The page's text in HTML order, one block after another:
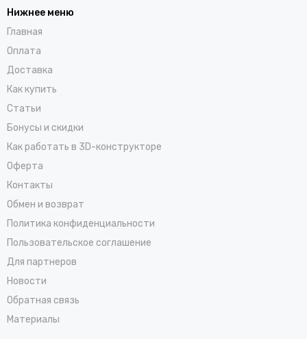
Нижнее меню
Главная
Оплата
Доставка
Как купить
Статьи
Бонусы и скидки
Как работать в 3D-конструкторе
Оферта
Контакты
Обмен и возврат
Политика конфиденциальности
Пользовательское соглашение
Для партнеров
Новости
Обратная связь
Материалы